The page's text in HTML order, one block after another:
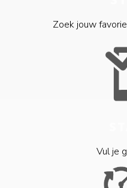
Zoek jouw
Vul je